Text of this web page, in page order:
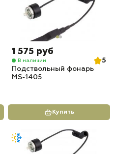
1 575 руб
В наличии
5
Подствольный фонарь
MS-1405
Купить